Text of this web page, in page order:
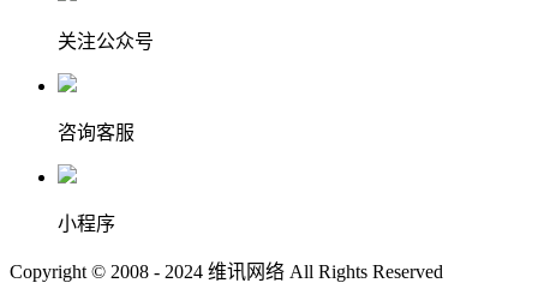
关注公众号
咨询客服
小程序
Copyright © 2008 - 2024 维讯网络 All Rights Reserved